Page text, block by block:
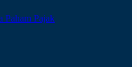
Paham Pajak